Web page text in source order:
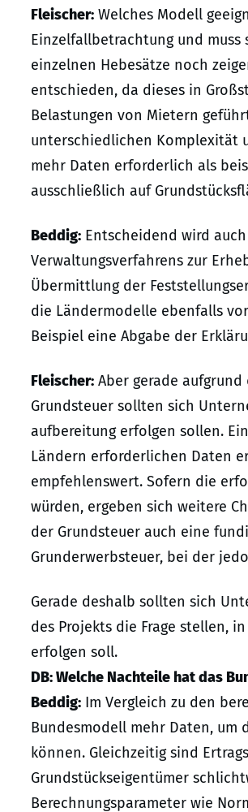
Fleischer: Welches Modell
Einzelfallbetrachtung und
einzelnen Hebesätze noch
entschieden, da dieses in
Belastungen von Mietern
unterschiedlichen Komplexität
mehr Daten erforderlich als
ausschließlich auf
Beddig: Entscheidend wird
Verwaltungsverfahrens zur
Übermittlung der
die Ländermodelle ebenfalls
Beispiel eine Abgabe der
Fleischer: Aber gerade
Grundsteuer sollten sich
aufbereitung erfolgen sollen.
Ländern erforderlichen Daten
empfehlenswert. Sofern die
würden, ergeben sich weitere
der Grundsteuer auch eine
Grunderwerbsteuer, bei der
Gerade deshalb sollten sich
des Projekts die Frage stellen,
erfolgen soll.
DB: Welche Nachteile hat das
Beddig: Im Vergleich zu den
Bundesmodell mehr Daten, um
können. Gleichzeitig sind
Grundstückseigentümer
Berechnungsparameter wie